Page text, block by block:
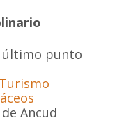
último punto
Ancud